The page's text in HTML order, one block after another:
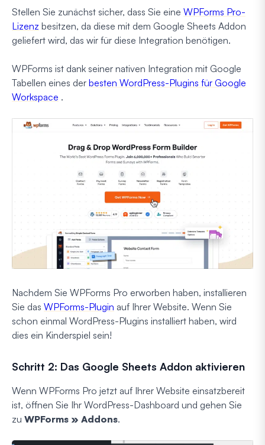
Stellen Sie zunächst sicher, dass Sie eine WPForms Pro-
Lizenz besitzen, da diese mit dem Google Sheets Addon
geliefert wird, das wir für diese Integration benötigen.
WPForms ist dank seiner nativen Integration mit Google
Tabellen eines der besten WordPress-Plugins für Google
Workspace .
Nachdem Sie WPForms Pro erworben haben, installieren
Sie das WPForms-Plugin auf Ihrer Website. Wenn Sie
schon einmal WordPress-Plugins installiert haben, wird
dies ein Kinderspiel sein!
Schritt 2: Das Google Sheets Addon aktivieren
Wenn WPForms Pro jetzt auf Ihrer Website einsatzbereit
ist, öffnen Sie Ihr WordPress-Dashboard und gehen Sie
zu WPForms » Addons.